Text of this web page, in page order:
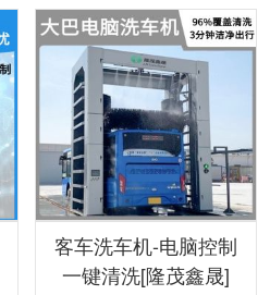
客车洗车机-电脑控制
一键清洗[隆茂鑫晟]